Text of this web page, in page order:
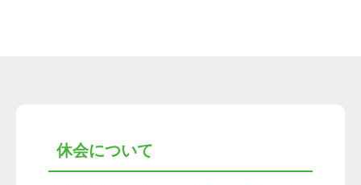
休会について